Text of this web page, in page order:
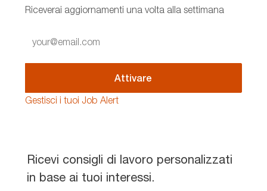
Riceverai aggiornamenti una volta alla settimana
Email
address
Attivare
Gestisci i tuoi Job Alert
Ricevi consigli di lavoro personalizzati
in base ai tuoi interessi.